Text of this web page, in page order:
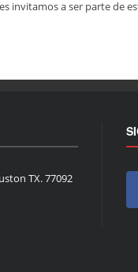
invitamos a ser parte de
TX. 77092